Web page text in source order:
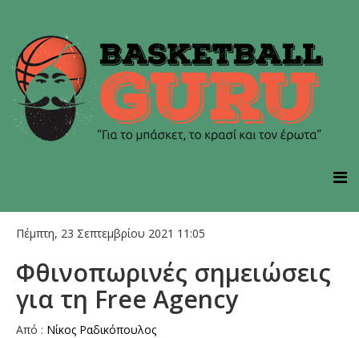
Πέμπτη, 23 Σεπτεμβρίου 2021 11:05
Φθινοπωρινές σημειώσεις
για τη Free Agency
Από : Νίκος Ραδικόπουλος